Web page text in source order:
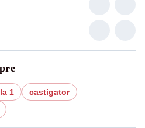
1
castigator